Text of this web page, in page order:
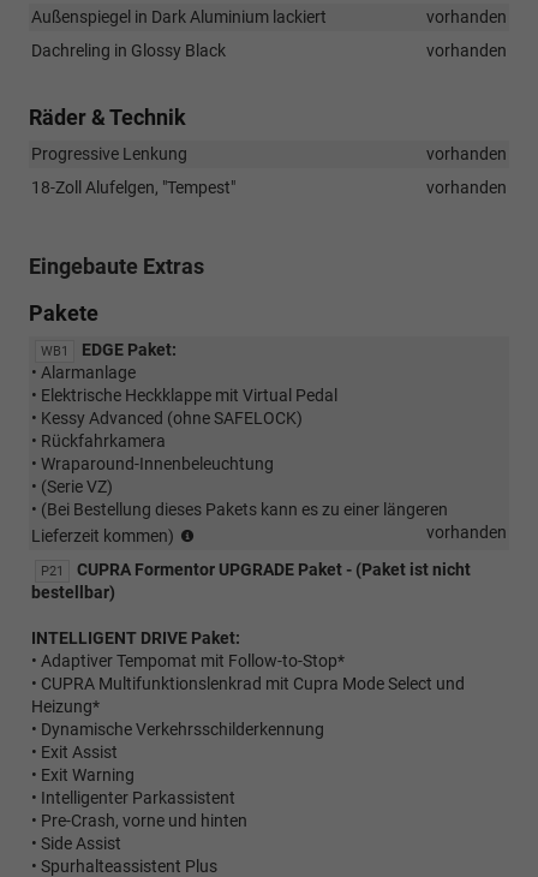
Außenspiegel in Dark Aluminium lackiert
vorhanden
Dachreling in Glossy Black
vorhanden
Räder & Technik
Progressive Lenkung
vorhanden
18-Zoll Alufelgen, "Tempest"
vorhanden
Eingebaute Extras
Pakete
WB1
EDGE Paket:
• Alarmanlage
• Elektrische Heckklappe mit Virtual Pedal
• Kessy Advanced (ohne SAFELOCK)
• Rückfahrkamera
• Wraparound-Innenbeleuchtung
• (Serie VZ)
• (Bei Bestellung dieses Pakets kann es zu einer längeren
Lieferzeit kommen)
dieses
es
zu
einer
Lieferzeit
vorhanden
P21
CUPRA Formentor UPGRADE Paket - (Paket ist nicht
bestellbar)
INTELLIGENT DRIVE Paket:
• Adaptiver Tempomat mit Follow-to-Stop*
• CUPRA Multifunktionslenkrad mit Cupra Mode Select und
Heizung*
• Dynamische Verkehrsschilderkennung
• Exit Assist
• Exit Warning
• Intelligenter Parkassistent
• Pre-Crash, vorne und hinten
• Side Assist
• Spurhalteassistent Plus